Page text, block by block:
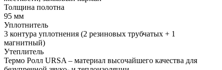
Толщина полотна
95 мм
Уплотнитель
3 контура уплотнения (2 резиновых трубчатых + 1
магнитный)
Утеплитель
Термо Ролл URSA – материал высочайшего качества для